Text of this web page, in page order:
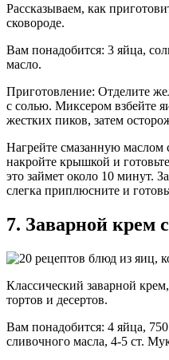
Рассказываем, как
сковороде.
Вам понадобится: 3 яйца,
масло.
Приготовление: Отделите
с солью. Миксером взбейте
жестких пиков, затем
Нагрейте смазанную маслом
накройте крышкой и
это займет около 10 минут.
слегка приплюсните и
7. Заварной крем
Классический заварной
тортов и десертов.
Вам понадобится: 4 яйца,
сливочного масла, 4-5 ст.